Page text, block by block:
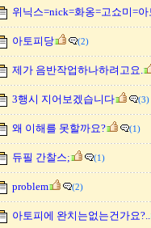
위닉스=nick=화옹=고쇼미=
아토피당 (2)
제가 음반작업하나하려고요.
3행시 지어보겠습니다 (3)
왜 이해를 못할까요? (1)
듀필 간찰스; (1)
problem (2)
아토피에 완치는없는건가요?..